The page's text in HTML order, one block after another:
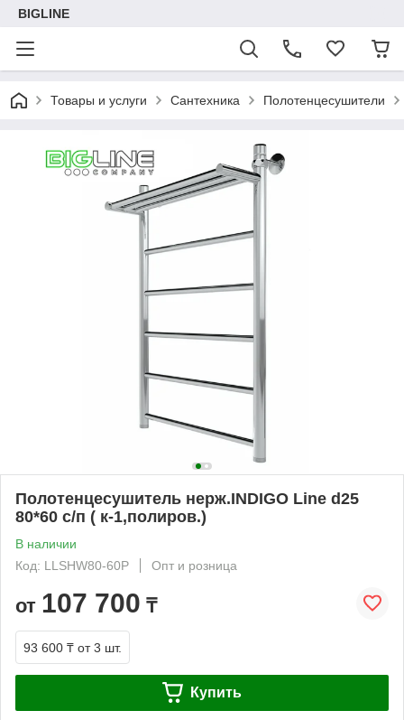
BIGLINE
Товары и услуги Сантехника Полотенцесушители
Полотенцесушитель нерж.INDIGO Line d25
80*60 с/п ( к-1,полиров.)
В наличии
Код: LLSHW80-60P
Опт и розница
от 107 700 ₸
93 600 ₸ от 3 шт.
Купить